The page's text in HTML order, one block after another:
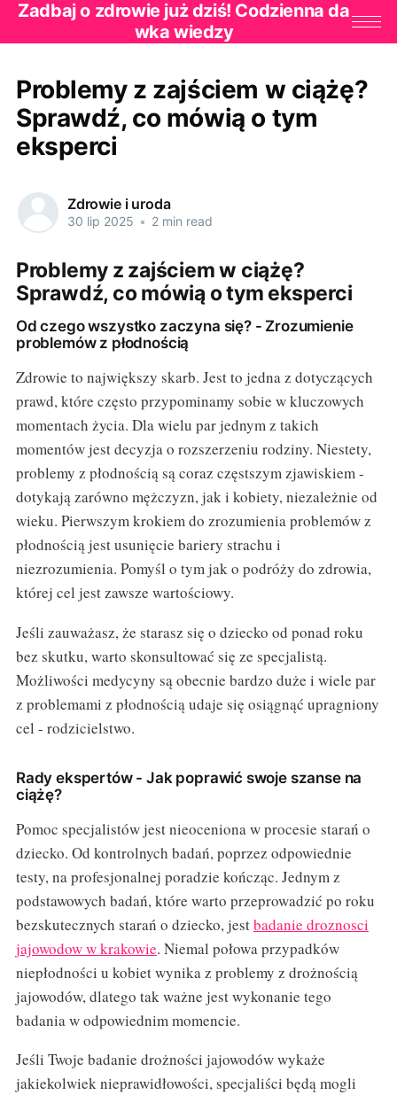
Zadbaj o zdrowie już dziś! Codzienna da
wka wiedzy
Problemy z zajściem w ciążę?
Sprawdź, co mówią o tym
eksperci
Zdrowie i uroda
30 lip 2025 • 2 min read
Problemy z zajściem w ciążę?
Sprawdź, co mówią o tym eksperci
Od czego wszystko zaczyna się? - Zrozumienie
problemów z płodnością
Zdrowie to największy skarb. Jest to jedna z dotyczących
prawd, które często przypominamy sobie w kluczowych
momentach życia. Dla wielu par jednym z takich
momentów jest decyzja o rozszerzeniu rodziny. Niestety,
problemy z płodnością są coraz częstszym zjawiskiem -
dotykają zarówno mężczyzn, jak i kobiety, niezależnie od
wieku. Pierwszym krokiem do zrozumienia problemów z
płodnością jest usunięcie bariery strachu i
niezrozumienia. Pomyśl o tym jak o podróży do zdrowia,
której cel jest zawsze wartościowy.
Jeśli zauważasz, że starasz się o dziecko od ponad roku
bez skutku, warto skonsultować się ze specjalistą.
Możliwości medycyny są obecnie bardzo duże i wiele par
z problemami z płodnością udaje się osiągnąć upragniony
cel - rodzicielstwo.
Rady ekspertów - Jak poprawić swoje szanse na
ciążę?
Pomoc specjalistów jest nieoceniona w procesie starań o
dziecko. Od kontrolnych badań, poprzez odpowiednie
testy, na profesjonalnej poradzie kończąc. Jednym z
podstawowych badań, które warto przeprowadzić po roku
bezskutecznych starań o dziecko, jestbadanie droznosci
jajowodow w krakowie. Niemal połowa przypadków
niepłodności u kobiet wynika z problemy z drożnością
jajowodów, dlatego tak ważne jest wykonanie tego
badania w odpowiednim momencie.
Jeśli Twoje badanie drożności jajowodów wykaże
jakiekolwiek nieprawidłowości, specjaliści będą mogli